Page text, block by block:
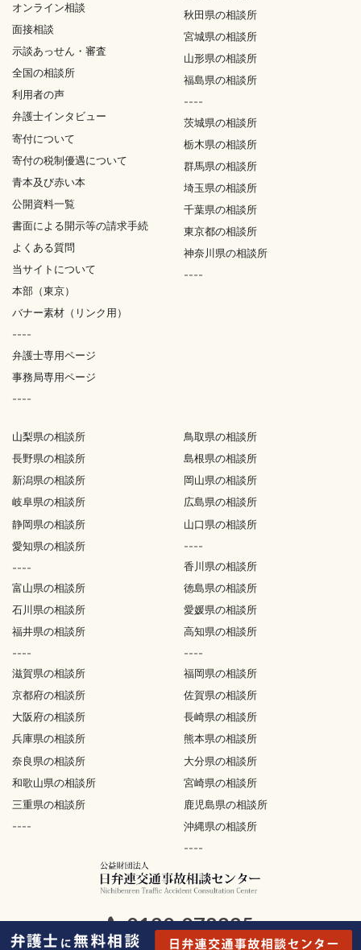
オンライン相談
面接相談
示談あっせん・審査
全国の相談所
利用者の声
弁護士インタビュー
寄付について
寄付の税制優遇について
青本及び赤い本
公開資料一覧
書面による開示等の請求手続
よくある質問
当サイトについて
本部（東京）
バナー素材（リンク用）
----
弁護士専用ページ
事務局専用ページ
----
秋田県の相談所
宮城県の相談所
山形県の相談所
福島県の相談所
----
茨城県の相談所
栃木県の相談所
群馬県の相談所
埼玉県の相談所
千葉県の相談所
東京都の相談所
神奈川県の相談所
----
山梨県の相談所
長野県の相談所
新潟県の相談所
岐阜県の相談所
静岡県の相談所
愛知県の相談所
----
富山県の相談所
石川県の相談所
福井県の相談所
----
滋賀県の相談所
京都府の相談所
大阪府の相談所
兵庫県の相談所
奈良県の相談所
和歌山県の相談所
三重県の相談所
----
鳥取県の相談所
島根県の相談所
岡山県の相談所
広島県の相談所
山口県の相談所
----
香川県の相談所
徳島県の相談所
愛媛県の相談所
高知県の相談所
----
福岡県の相談所
佐賀県の相談所
長崎県の相談所
熊本県の相談所
大分県の相談所
宮崎県の相談所
鹿児島県の相談所
沖縄県の相談所
----
0120-078325